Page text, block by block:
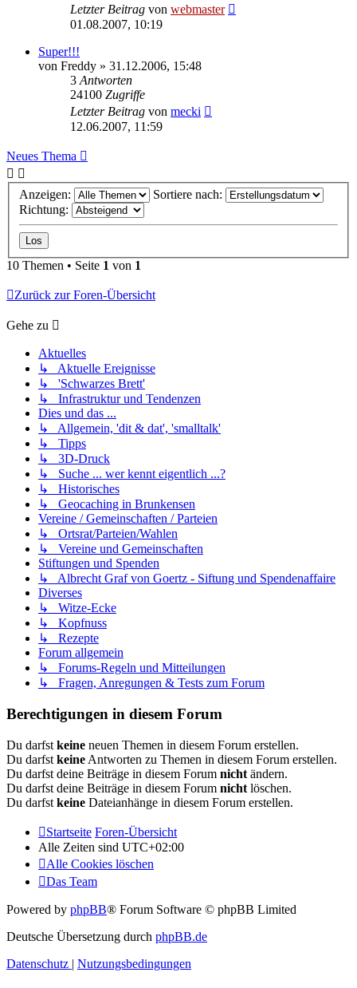
Letzter Beitrag von webmaster
01.08.2007, 10:19
Super!!!
von Freddy » 31.12.2006, 15:48
3 Antworten
24100 Zugriffe
Letzter Beitrag von mecki
12.06.2007, 11:59
Neues Thema
Anzeigen:
Sortiere nach:
Richtung:
10 Themen • Seite 1 von 1
Zurück zur Foren-Übersicht
Gehe zu
Aktuelles
↳ Aktuelle Ereignisse
↳ 'Schwarzes Brett'
↳ Infrastruktur und Tendenzen
Dies und das ...
↳ Allgemein, 'dit & dat', 'smalltalk'
↳ Tipps
↳ 3D-Druck
↳ Suche ... wer kennt eigentlich ...?
↳ Historisches
↳ Geocaching in Brunkensen
Vereine / Gemeinschaften / Parteien
↳ Ortsrat/Parteien/Wahlen
↳ Vereine und Gemeinschaften
Stiftungen und Spenden
↳ Albrecht Graf von Goertz - Siftung und Spendenaffaire
Diverses
↳ Witze-Ecke
↳ Kopfnuss
↳ Rezepte
Forum allgemein
↳ Forums-Regeln und Mitteilungen
↳ Fragen, Anregungen & Tests zum Forum
Berechtigungen in diesem Forum
Du darfst keine neuen Themen in diesem Forum erstellen.
Du darfst keine Antworten zu Themen in diesem Forum erstellen.
Du darfst deine Beiträge in diesem Forum nicht ändern.
Du darfst deine Beiträge in diesem Forum nicht löschen.
Du darfst keine Dateianhänge in diesem Forum erstellen.
Startseite Foren-Übersicht
Alle Zeiten sind UTC+02:00
Alle Cookies löschen
Das Team
Powered by phpBB® Forum Software © phpBB Limited
Deutsche Übersetzung durch phpBB.de
Datenschutz | Nutzungsbedingungen